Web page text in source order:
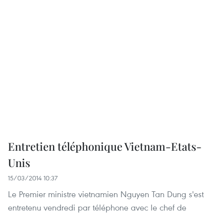
Entretien téléphonique Vietnam-Etats-
Unis
15/03/2014 10:37
Le Premier ministre vietnamien Nguyen Tan Dung s'est
entretenu vendredi par téléphone avec le chef de